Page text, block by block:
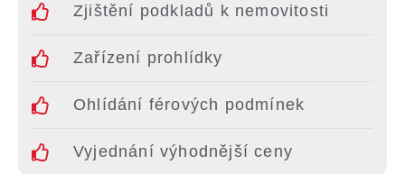
Zjištění podkladů k nemovitosti
Zařízení prohlídky
Ohlídání férových podmínek
Vyjednání výhodnější ceny